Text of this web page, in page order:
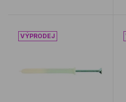
Hmoždinka DQ SPKK